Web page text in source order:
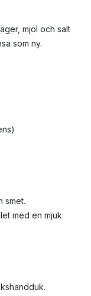
mjöl och salt
som ny.
smet.
med en mjuk